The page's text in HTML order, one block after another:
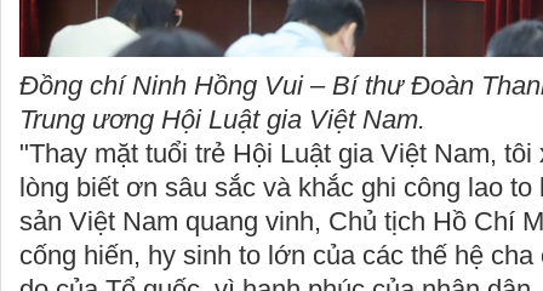
Đồng chí Ninh Hồng Vui – Bí thư Đoàn
Trung ương Hội Luật gia Việt Nam.
"Thay mặt tuổi trẻ Hội Luật gia Việt Nam,
lòng biết ơn sâu sắc và khắc ghi công lao
sản Việt Nam quang vinh, Chủ tịch Hồ Chí
cống hiến, hy sinh to lớn của các thế hệ